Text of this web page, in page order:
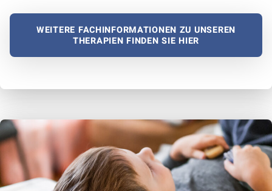
WEITERE FACHINFORMATIONEN ZU UNSEREN
THERAPIEN FINDEN SIE HIER